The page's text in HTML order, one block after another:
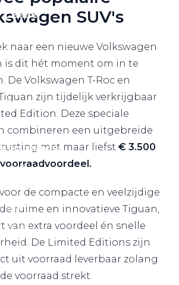
Lease
Pon Center Zakelijk
oplossingen
aanbod
acties
a Bike
SUV's
naar een nieuwe Volkswagen
is dit hét moment om in te
De Volkswagen T-Roc en
zijn tijdelijk verkrijgbaar
Edition. Deze speciale
combineren een uitgebreide
met maar liefst € 3.500
voorraadvoordeel.
de compacte en veelzijdige
ruime en innovatieve Tiguan,
van extra voordeel én snelle
De Limited Editions zijn
uit voorraad leverbaar zolang
de voorraad strekt.